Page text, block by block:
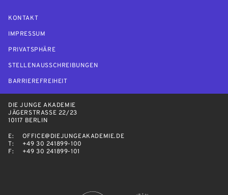
KONTAKT
IMPRESSUM
PRIVATSPHÄRE
STELLENAUSSCHREIBUNGEN
BARRIEREFREIHEIT
DIE JUNGE AKADEMIE
JÄGERSTRASSE 22/23
10117 BERLIN
E:
OFFICE@DIEJUNGEAKADEMIE.DE
T:
+49 30 241899-100
F:
+49 30 241899-101